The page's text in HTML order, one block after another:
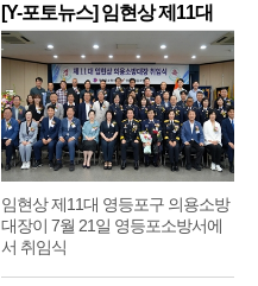
[Y-포토뉴스] 임현상 제11대
영
임현상 제11대 영등포구 의용소방
대장이 7월 21일 영등포소방서에
서 취임식